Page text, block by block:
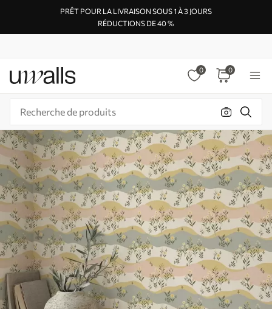
PRÊT POUR LA LIVRAISON SOUS 1 À 3 JOURS
RÉDUCTIONS DE 40 %
0 0